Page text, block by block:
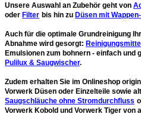
Unsere Auswahl an Zubehör geht von
oder Filter bis hin zu Düsen mit
Auch für die optimale Grundreinigung
Abnahme wird gesorgt:
Emulsionen zum bohnern - einfach und
Pulilux & Saugwischer.
Zudem erhalten Sie im Onlineshop
Vorwerk Düsen oder Einzelteile sowie
Saugschläuche ohne Stromdurchfluss
Vorwerk Kobold und Vorwerk Tiger von